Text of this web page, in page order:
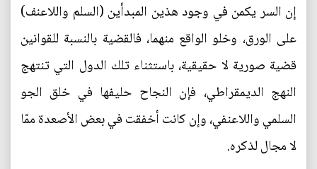
إن السر يكمن في وجود هذين المبدأين (السلم واللاعنف)
على الورق، وخلو الواقع منهما، فالقضية بالنسبة للقوانين
قضية صورية لا حقيقية، باستثناء تلك الدول التي تنتهج
النهج الديمقراطي، فإن النجاح حليفها في خلق الجو
السلمي واللاعنفي، وإن كانت أخفقت في بعض الأصعدة ممّا
لا مجال لذكره.